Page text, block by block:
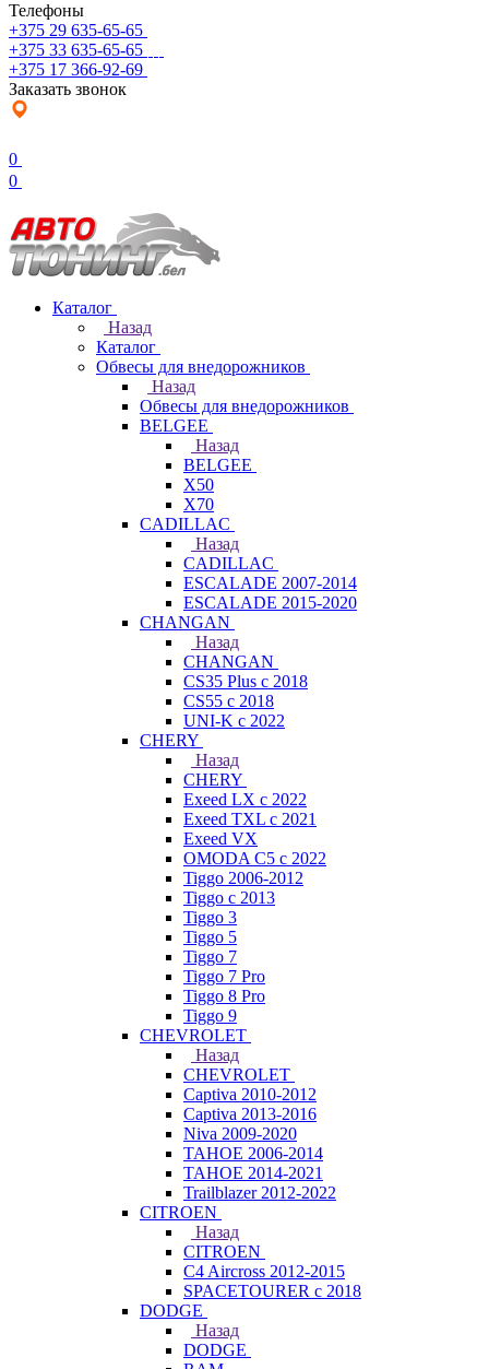
Телефоны
+375 29 635-65-65
+375 33 635-65-65
+375 17 366-92-69
Заказать звонок
0
0
Каталог
Назад
Каталог
Обвесы для внедорожников
Назад
Обвесы для внедорожников
BELGEE
Назад
BELGEE
X50
X70
CADILLAC
Назад
CADILLAC
ESCALADE 2007-2014
ESCALADE 2015-2020
CHANGAN
Назад
CHANGAN
CS35 Plus с 2018
CS55 с 2018
UNI-K с 2022
CHERY
Назад
CHERY
Exeed LX с 2022
Exeed TXL с 2021
Exeed VX
OMODA C5 с 2022
Tiggo 2006-2012
Tiggo с 2013
Tiggo 3
Tiggo 5
Tiggo 7
Tiggo 7 Pro
Tiggo 8 Pro
Tiggo 9
CHEVROLET
Назад
CHEVROLET
Captiva 2010-2012
Captiva 2013-2016
Niva 2009-2020
TAHOE 2006-2014
TAHOE 2014-2021
Trailblazer 2012-2022
CITROEN
Назад
CITROEN
C4 Aircross 2012-2015
SPACETOURER с 2018
DODGE
Назад
DODGE